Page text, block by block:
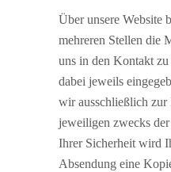
Über unsere Website
mehreren Stellen die
uns in den Kontakt
dabei jeweils
wir ausschließlich zur
jeweiligen zwecks
Ihrer Sicherheit wird
Absendung eine